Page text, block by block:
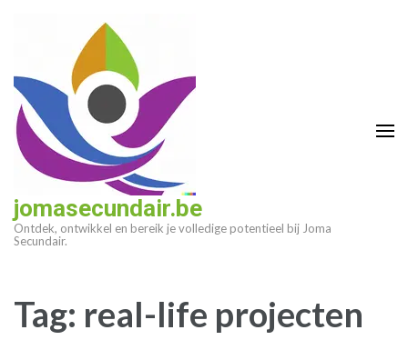
(druk
enter)
jomasecundair.be
Ontdek, ontwikkel en bereik je volledige potentieel bij Joma
Secundair.
Tag: real-life projecten